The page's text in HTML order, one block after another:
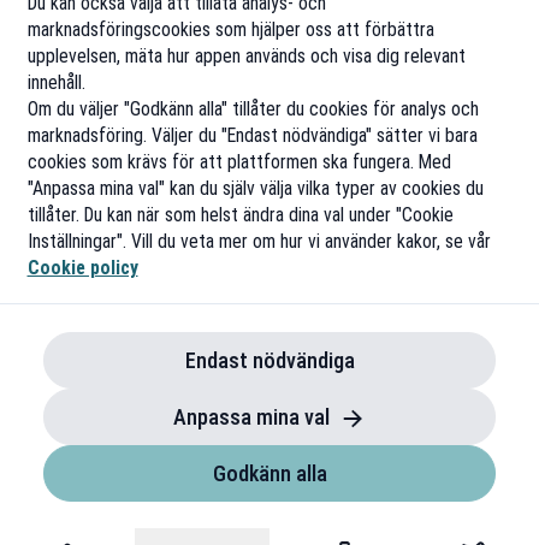
marknadsföringscookies som hjälper oss att förbättra
upplevelsen, mäta hur appen används och visa dig relevant
innehåll.
Om du väljer "Godkänn alla" tillåter du cookies för analys och
marknadsföring. Väljer du "Endast nödvändiga" sätter vi bara
cookies som krävs för att plattformen ska fungera. Med
"Anpassa mina val" kan du själv välja vilka typer av cookies du
tillåter. Du kan när som helst ändra dina val under "Cookie
Inställningar". Vill du veta mer om hur vi använder kakor, se vår
Cookie policy
Endast nödvändiga
Anpassa mina val
Godkänn alla